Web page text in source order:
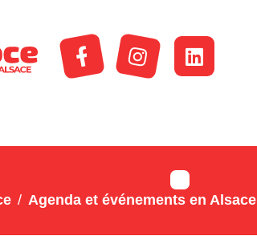
Agenda et événements en Alsace